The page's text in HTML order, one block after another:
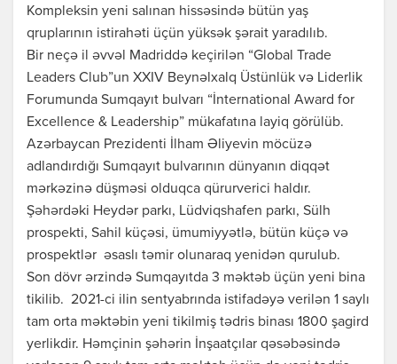
Kompleksin yeni salınan hissəsində bütün yaş
qruplarının istirahəti üçün yüksək şərait yaradılıb.
Bir neçə il əvvəl Madriddə keçirilən “Global Trade
Leaders Club”un XXIV Beynəlxalq Üstünlük və Liderlik
Forumunda Sumqayıt bulvarı “İnternational Award for
Excellence & Leadership” mükafatına layiq görülüb.
Azərbaycan Prezidenti İlham Əliyevin möcüzə
adlandırdığı Sumqayıt bulvarının dünyanın diqqət
mərkəzinə düşməsi olduqca qürurverici haldır.
Şəhərdəki Heydər parkı, Lüdviqshafen parkı, Sülh
prospekti, Sahil küçəsi, ümumiyyətlə, bütün küçə və
prospektlər əsaslı təmir olunaraq yenidən qurulub.
Son dövr ərzində Sumqayıtda 3 məktəb üçün yeni bina
tikilib. 2021-ci ilin sentyabrında istifadəyə verilən 1 saylı
tam orta məktəbin yeni tikilmiş tədris binası 1800 şagird
yerlikdir. Həmçinin şəhərin İnşaatçılar qəsəbəsində